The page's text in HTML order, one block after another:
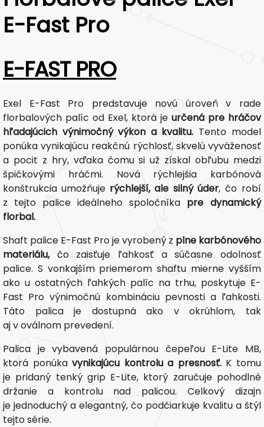
E-Fast Pro
E-FAST PRO
Exel E-Fast Pro predstavuje novú úroveň v rade
florbalových palíc od Exel, ktorá je určená pre hráčov
hľadajúcich výnimočný výkon a kvalitu. Tento model
ponúka vynikajúcu reakčnú rýchlosť, skvelú vyváženosť
a pocit z hry, vďaka čomu si už získal obľubu medzi
špičkovými hráčmi. Nová rýchlejšia karbónová
konštrukcia umožňuje rýchlejší, ale silný úder, čo robí
z tejto palice ideálneho spoločníka pre dynamický
florbal.
Shaft palice E-Fast Pro je vyrobený z plne karbónového
materiálu,čo zaisťuje ľahkosť a súčasne odolnosť
palice. S vonkajším priemerom shaftu mierne vyšším
ako u ostatných ľahkých palíc na trhu, poskytuje E-
Fast Pro výnimočnú kombináciu pevnosti a ľahkosti.
Táto palica je dostupná ako v okrúhlom, tak
aj v oválnom prevedení.
Palica je vybavená populárnou čepeľou E-Lite MB,
ktorá ponúkavynikajúcu kontrolu a presnosť.K tomu
je pridaný tenký grip E-Lite, ktorý zaručuje pohodlné
držanie a kontrolu nad palicou. Celkový dizajn
je jednoduchý a elegantný, čo podčiarkuje kvalitu a štýl
tejto série.